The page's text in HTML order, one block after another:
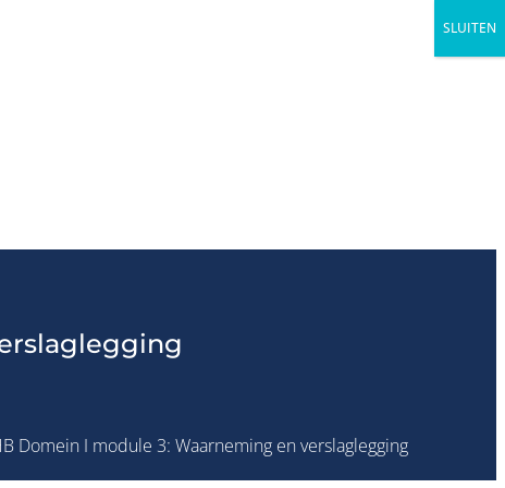
Domein I module 3: Waarneming en verslaglegging
SLUITEN